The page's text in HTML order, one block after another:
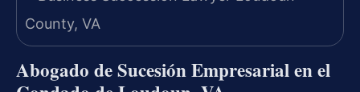
Abogado de Sucesión Empresarial en el